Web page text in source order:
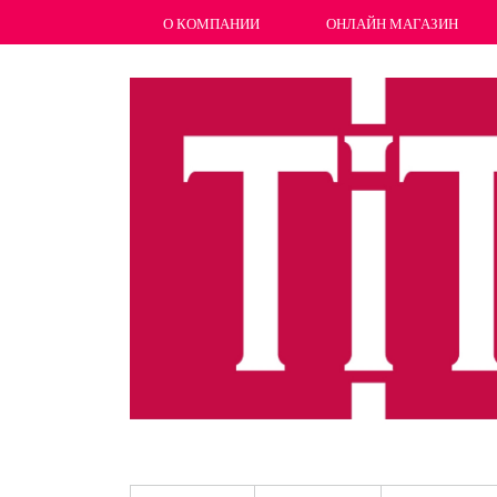
О КОМПАНИИ ОНЛАЙН МАГАЗИН